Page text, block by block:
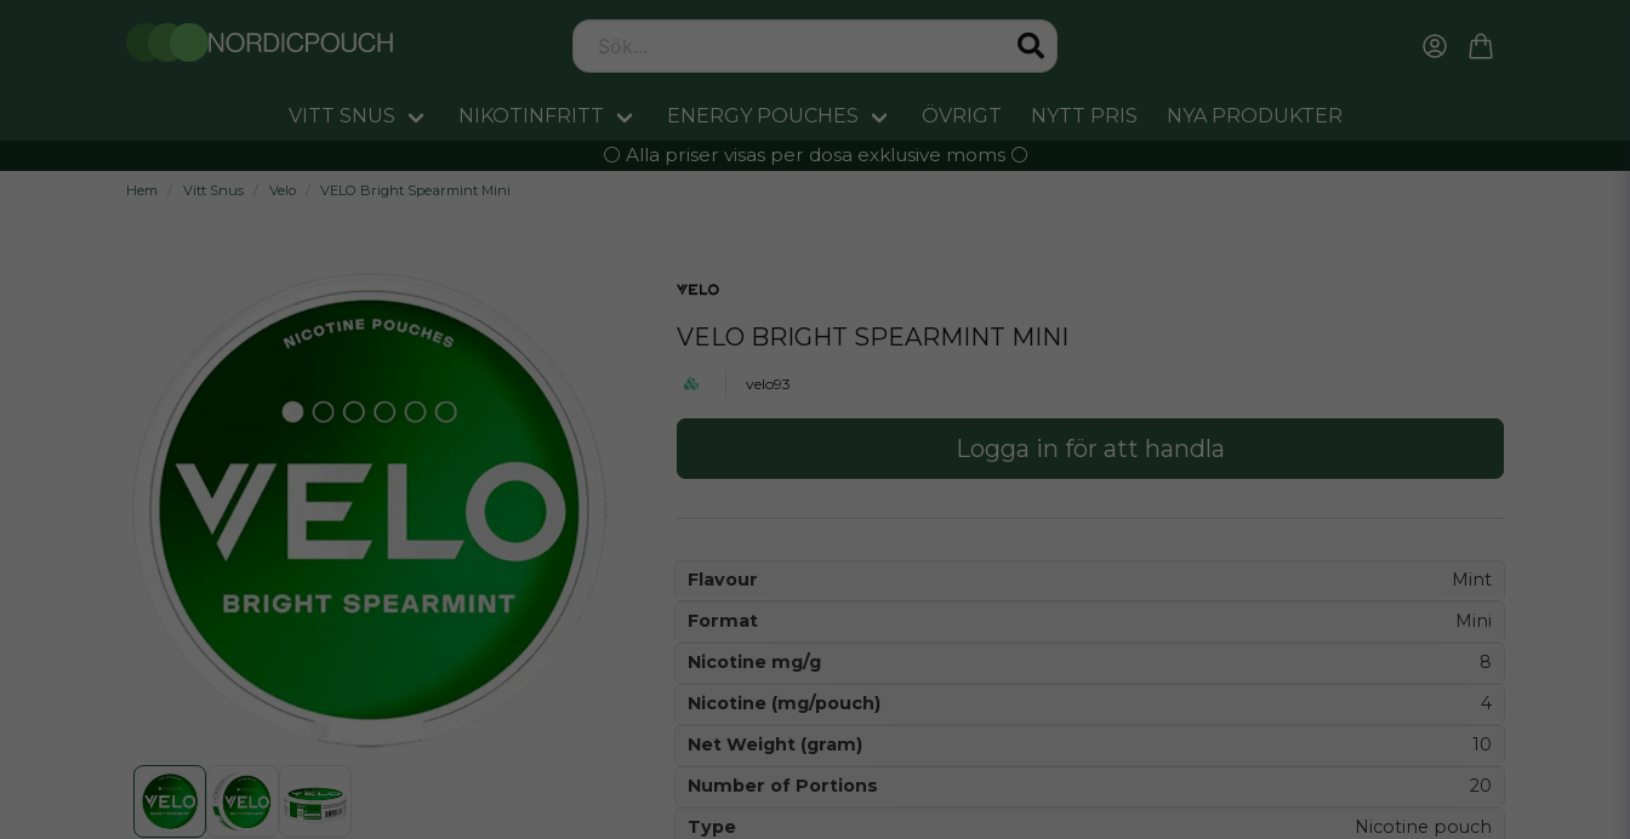
VITT SNUS NIKOTINFRITT ENERGY POUCHES ÖVRIGT NYTT PRIS
NYA PRODUKTER
⚪️ Alla priser visas per dosa exklusive moms ⚪️
Hem Vitt Snus Velo VELO Bright Spearmint Mini
VELO BRIGHT SPEARMINT MINI
velo93
Logga in för att handla
Flavour
Mint
Format
Mini
Nicotine mg/g
8
Nicotine (mg/pouch)
4
Net Weight (gram)
10
Number of Portions
20
Type
Nicotine pouch